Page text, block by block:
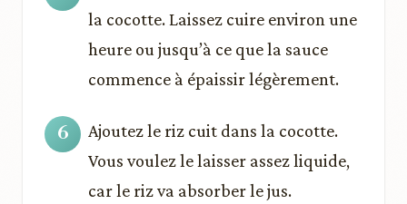
la cocotte. Laissez cuire environ une
heure ou jusqu’à ce que la sauce
commence à épaissir légèrement.
Ajoutez le riz cuit dans la cocotte.
Vous voulez le laisser assez liquide,
car le riz va absorber le jus.